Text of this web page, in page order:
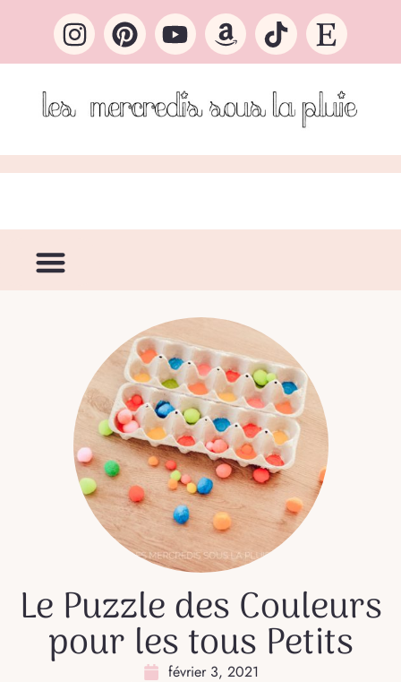
Le Puzzle des Couleurs
pour les tous Petits
février 3, 2021